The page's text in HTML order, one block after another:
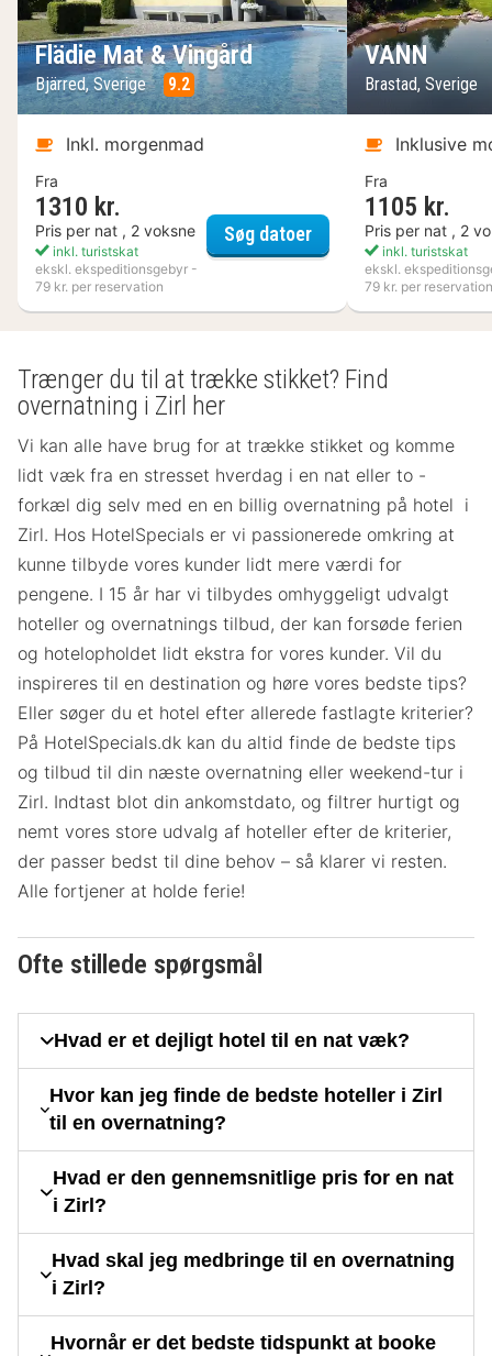
Flädie Mat & Vingård
Bjärred, Sverige 9.2
Inkl. morgenmad
Fra
1310 kr.
Pris per nat , 2 voksne
inkl. turistskat
ekskl. ekspeditionsgebyr -
79 kr. per reservation
Søg datoerFlädie Mat & Vingård
VANN
Brastad, Sverige
Inklusive
Fra
1105 kr.
Pris per nat , 2
inkl. turistskat
ekskl.
79 kr. per reservation
Trænger du til at trække stikket? Find
overnatning i Zirl her
Vi kan alle have brug for at trække stikket og komme
lidt væk fra en stresset hverdag i en nat eller to -
forkæl dig selv med en en billig overnatning på hotel i
Zirl. Hos HotelSpecials er vi passionerede omkring at
kunne tilbyde vores kunder lidt mere værdi for
pengene. I 15 år har vi tilbydes omhyggeligt udvalgt
hoteller og overnatnings tilbud, der kan forsøde ferien
og hotelopholdet lidt ekstra for vores kunder. Vil du
inspireres til en destination og høre vores bedste tips?
Eller søger du et hotel efter allerede fastlagte kriterier?
På HotelSpecials.dk kan du altid finde de bedste tips
og tilbud til din næste overnatning eller weekend-tur i
Zirl. Indtast blot din ankomstdato, og filtrer hurtigt og
nemt vores store udvalg af hoteller efter de kriterier,
der passer bedst til dine behov – så klarer vi resten.
Alle fortjener at holde ferie!
Ofte stillede spørgsmål
Hvad er et dejligt hotel til en nat væk?
Hvor kan jeg finde de bedste hoteller i Zirl
til en overnatning?
Hvad er den gennemsnitlige pris for en nat
i Zirl?
Hvad skal jeg medbringe til en overnatning
i Zirl?
Hvornår er det bedste tidspunkt at booke